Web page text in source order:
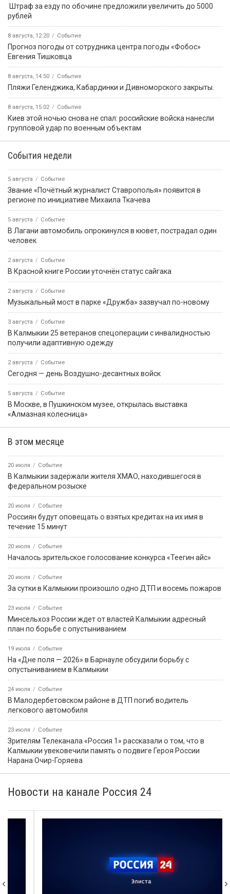
️ Штраф за езду по обочине предложили увеличить до 5000
рублей
8 августа, 12:20 Событие
Прогноз погоды от сотрудника центра погоды «Фобос»
Евгения Тишковца
8 августа, 14:50 Событие
️Пляжи Геленджика, Кабардинки и Дивноморского закрыты.
8 августа, 15:02 Событие
Киев этой ночью снова не спал: российские войска нанесли
групповой удар по военным объектам
События недели
5 августа Событие
Звание «Почётный журналист Ставрополья» появится в
регионе по инициативе Михаила Ткачева
5 августа Событие
В Лагани автомобиль опрокинулся в кювет, пострадал один
человек
2 августа Событие
В Красной книге России уточнён статус сайгака
2 августа Событие
Музыкальный мост в парке «Дружба» зазвучал по-новому
3 августа Событие
В Калмыкии 25 ветеранов спецоперации с инвалидностью
получили адаптивную одежду
2 августа Событие
Сегодня — день Воздушно-десантных войск
5 августа Событие
В Москве, в Пушкинском музее, открылась выставка
«Алмазная колесница»
В этом месяце
20 июля Событие
В Калмыкии задержали жителя ХМАО, находившегося в
федеральном розыске
20 июля Событие
Россиян будут оповещать о взятых кредитах на их имя в
течение 15 минут
20 июля Событие
Началось зрительское голосование конкурса «Теегин айс»
20 июля Событие
За сутки в Калмыкии произошло одно ДТП и восемь пожаров
23 июля Событие
Минсельхоз России ждет от властей Калмыкии адресный
план по борьбе с опустыниванием
19 июля Событие
На «Дне поля — 2026» в Барнауле обсудили борьбу с
опустыниванием в Калмыкии
24 июля Событие
В Малодербетовском районе в ДТП погиб водитель
легкового автомобиля
23 июля Событие
Зрителям Телеканала «Россия 1» рассказали о том, что в
Калмыкии увековечили память о подвиге Героя России
Нарана Очир-Горяева
Новости на канале Россия 24